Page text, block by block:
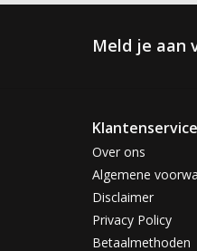
Meld je aan
Klantenservice
Over ons
Algemene
Disclaimer
Privacy Policy
Betaalmethoden